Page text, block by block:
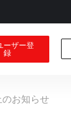
ーザー登
録
のお知らせ